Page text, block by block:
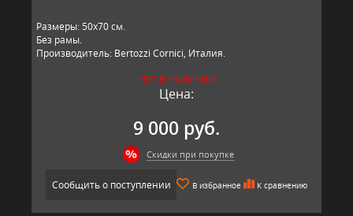
Размеры: 50х70 см.
Без рамы.
Производитель: Bertozzi Cornici, Италия.
НЕТ В НАЛИЧИИ
Цена:
9 000 руб.
Скидки при покупке
Сообщить о поступлении В избранное К сравнению